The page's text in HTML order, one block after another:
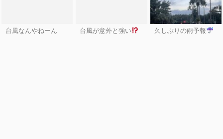
台風なんやねーん 台風が意外と強い 久しぶりの雨予報